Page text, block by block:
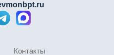
перпендикулярно оси
Контакты